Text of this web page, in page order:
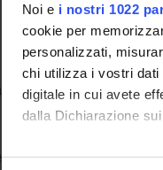
Noi e i nostri 1022
cookie per
personalizzati,
chi utilizza i vostri
digitale in cui avete
dalla Dichiarazione
Con il tuo consenso,